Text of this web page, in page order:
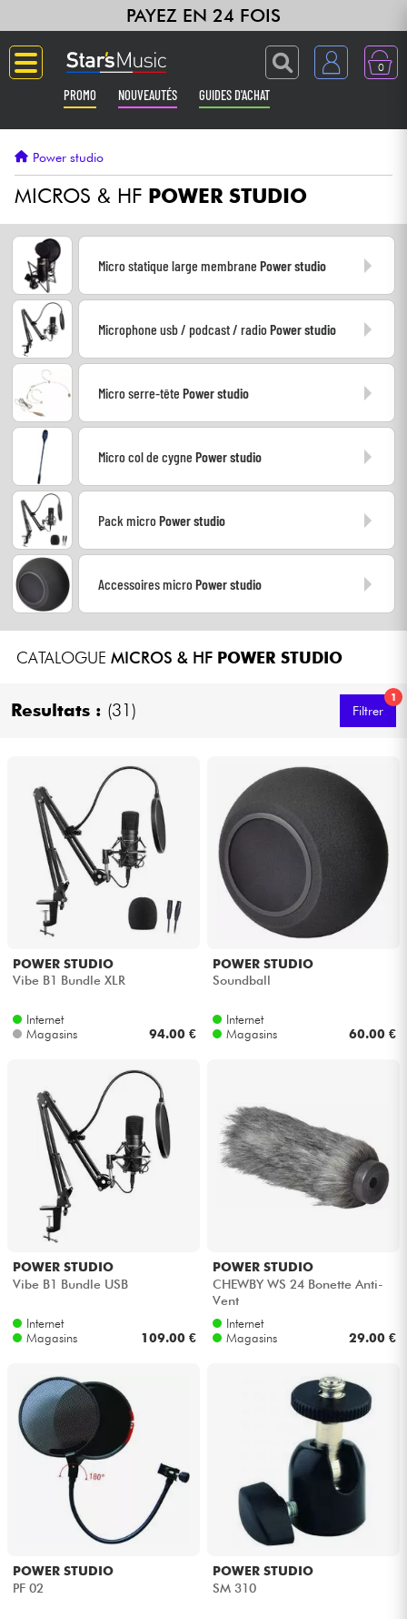
PAYEZ EN 24 FOIS
0
PROMO NOUVEAUTÉS GUIDES D'ACHAT
Guitares & Basses
Amplis & Effets
Synthés & Sampleurs
Casques
Batteries & Percu
Vents
Violons & Quatuor
Eveil Musical
Câbles & Access.
Packs
Power studio
MICROS & HF POWER STUDIO
Micro statique large membranePower studio
Microphone usb / podcast / radioPower studio
Micro serre-têtePower studio
Micro col de cygnePower studio
Pack microPower studio
Accessoires microPower studio
CATALOGUE MICROS & HF POWER STUDIO
Resultats : (31)
1
Filtrer
POWER STUDIO
Vibe B1 Bundle XLR
Internet
Magasins
94.00 €
POWER STUDIO
Soundball
Internet
Magasins
60.00 €
POWER STUDIO
Vibe B1 Bundle USB
Internet
Magasins
109.00 €
POWER STUDIO
CHEWBY WS 24 Bonette Anti-
Vent
Internet
Magasins
29.00 €
POWER STUDIO
PF 02
POWER STUDIO
SM 310